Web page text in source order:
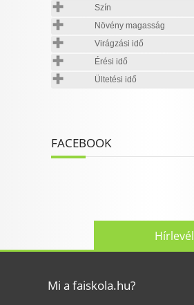
Szín
Növény magasság
Virágzási idő
Érési idő
Ültetési idő
FACEBOOK
Hírlevél
Mi a faiskola.hu?